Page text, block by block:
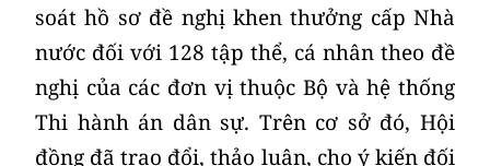
soát hồ sơ đề nghị khen thưởng cấp Nhà
nước đối với 128 tập thể, cá nhân theo đề
nghị của các đơn vị thuộc Bộ và hệ thống
Thi hành án dân sự. Trên cơ sở đó, Hội
đồng đã trao đổi, thảo luận, cho ý kiến đối